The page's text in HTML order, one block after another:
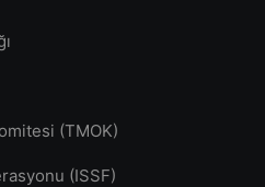
(TMOK)
(ISSF)